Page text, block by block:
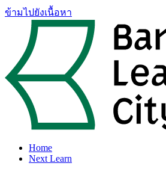
ข้ามไปยังเนื้อหา
Home
Next Learn